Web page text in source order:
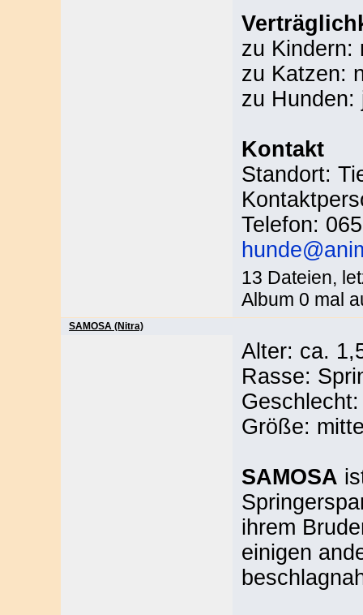
zu Kindern:
zu Katzen:
zu Hunden:
Kontakt
Standort:
Telefon:
13 Dateien,
Album 0 mal
SAMOSA (Nitra)
Alter: ca.
Rasse:
Größe:
SAMOSA
ihrem
einigen